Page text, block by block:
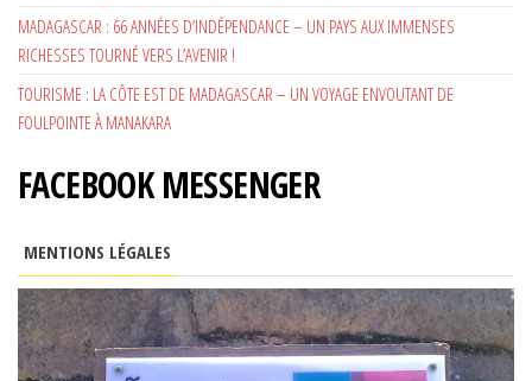
MADAGASCAR : 66 ANNÉES D’INDÉPENDANCE – UN PAYS AUX IMMENSES
RICHESSES TOURNÉ VERS L’AVENIR !
TOURISME : LA CÔTE EST DE MADAGASCAR – UN VOYAGE ENVOUTANT DE
FOULPOINTE À MANAKARA
FACEBOOK MESSENGER
MENTIONS LÉGALES